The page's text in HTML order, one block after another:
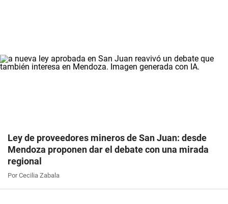
Ley de proveedores mineros de San Juan: desde
Mendoza proponen dar el debate con una mirada
regional
Por Cecilia Zabala